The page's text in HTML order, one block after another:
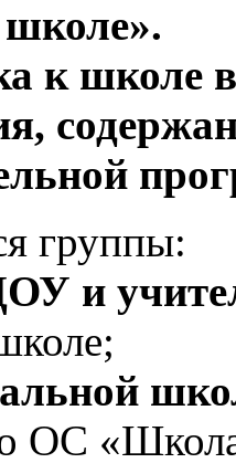
к
группы:
и
ОС